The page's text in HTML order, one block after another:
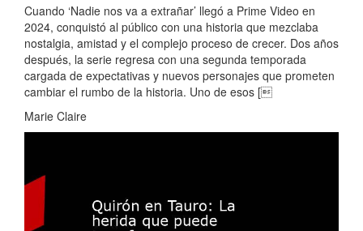
Cuando ‘Nadie nos va a extrañar’ llegó a Prime Video en
2024, conquistó al público con una historia que mezclaba
nostalgia, amistad y el complejo proceso de crecer. Dos años
después, la serie regresa con una segunda temporada
cargada de expectativas y nuevos personajes que prometen
cambiar el rumbo de la historia. Uno de esos [
Marie Claire